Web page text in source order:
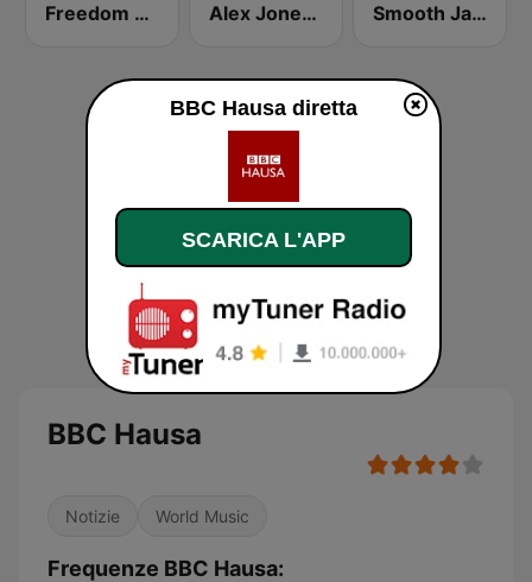
Freedom Radio Dutse Alex Jones - Infowars.com Smooth Jazz - Groov
BBC Hausa
Notizie World Music
Frequenze BBC Hausa:
BBC Hausa diretta
SCARICA L'APP